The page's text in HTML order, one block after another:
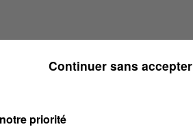
priorité
Continuer sans accepter